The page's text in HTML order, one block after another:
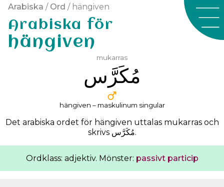
Arabiska / Ord / hängiven
Arabiska för
hängiven
mukarras
ﻣُﻜَﺮَّﺱ
hängiven – maskulinum singular
Det arabiska ordet för hängiven uttalas mukarrasoch
skrivs ﻣُﻜَﺮَّﺱ.
Ordklass: adjektiv. Mönster: passivt particip